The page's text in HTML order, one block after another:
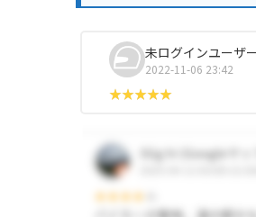
未ログインユーザ
2022-11-06 23:42